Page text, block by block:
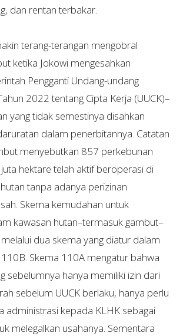
dan rentan terbakar.
terang-terangan mengobral
ketika Jokowi mengesahkan
Pengganti Undang-undang
2022 tentang Cipta Kerja (UUCK)–
yang tidak semestinya disahkan
dalam penerbitannya. Catatan
menyebutkan 857 perkebunan
hektare telah aktif beroperasi di
tanpa adanya perizinan
Skema kemudahan untuk
kawasan hutan–termasuk gambut–
dua skema yang diatur dalam
Skema 110A mengatur bahwa
sebelumnya hanya memiliki izin dari
sebelum UUCK berlaku, hanya perlu
administrasi kepada KLHK sebagai
melegalkan usahanya. Sementara